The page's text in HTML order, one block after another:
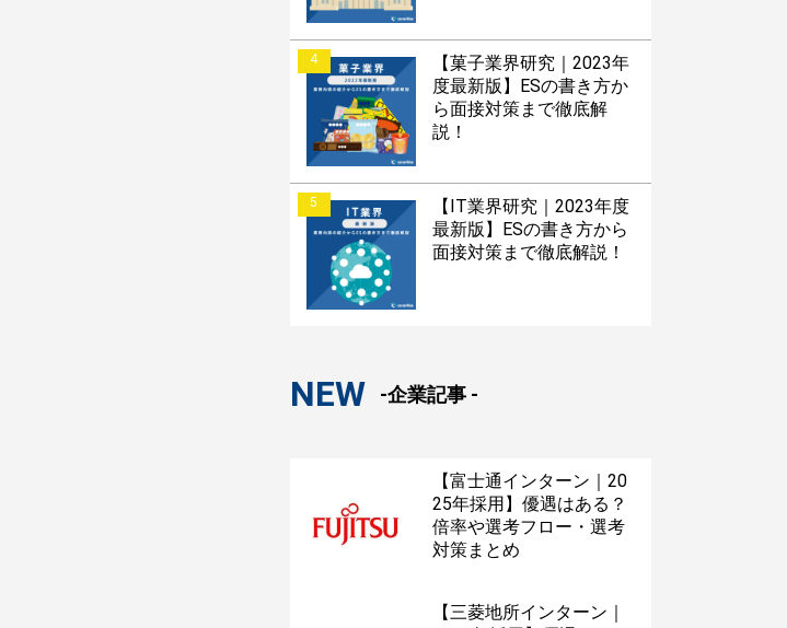
4
【菓子業界研究｜2023年
度最新版】ESの書き方か
ら面接対策まで徹底解
説！
5
【IT業界研究｜2023年度
最新版】ESの書き方から
面接対策まで徹底解説！
NEW -企業記事 -
【富士通インターン｜20
25年採用】優遇はある？
倍率や選考フロー・選考
対策まとめ
【三菱地所インターン｜